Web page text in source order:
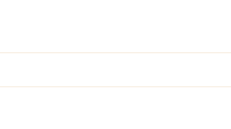
Theater
Kontakt